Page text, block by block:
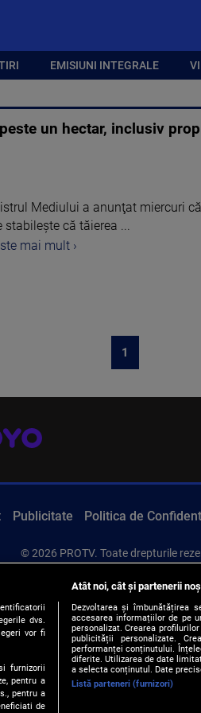
EMISIUNI INTEGRALE
un hectar, inclusiv
Mediului a anunţat miercuri
stabileşte că tăierea ...
mai mult ›
1
Publicitate Politica de
© 2026 PROTV. Toate drepturile
dvs.
vor fi
furnizorii
pentru a
pentru a
de
Atât noi, cât și partenerii
Dezvoltarea și îmbunătățirea
accesarea informațiilor de pe
personalizat. Crearea
publicității personalizate.
performanței conținutului.
diferite. Utilizarea de date
a selecta conținutul. Date
Listă parteneri (furnizori)